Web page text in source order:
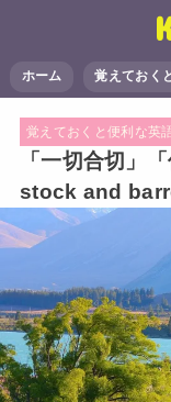
ホーム 覚えておく
覚えておくと便利な英
「一切合切」
stock and